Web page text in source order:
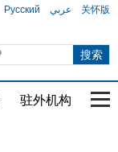
Русский عربي 关怀版
驻外机构 国